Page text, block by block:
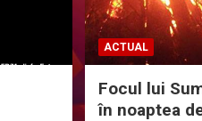
ACTUAL
Focul lui
în noaptea